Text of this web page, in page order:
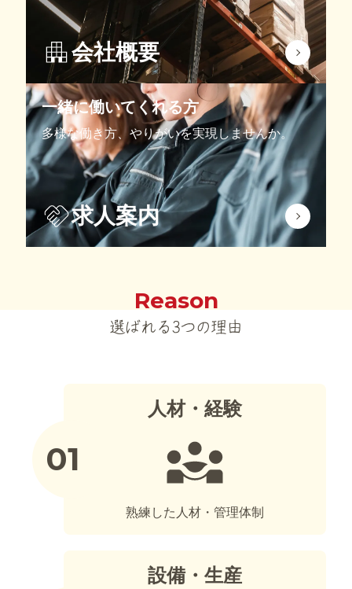
会社概要
一緒に働いてくれる方
多様な働き方、やりがいを実現しませんか。
求人案内
Reason
選ばれる3つの理由
人材・経験
熟練した人材・管理体制
設備・生産